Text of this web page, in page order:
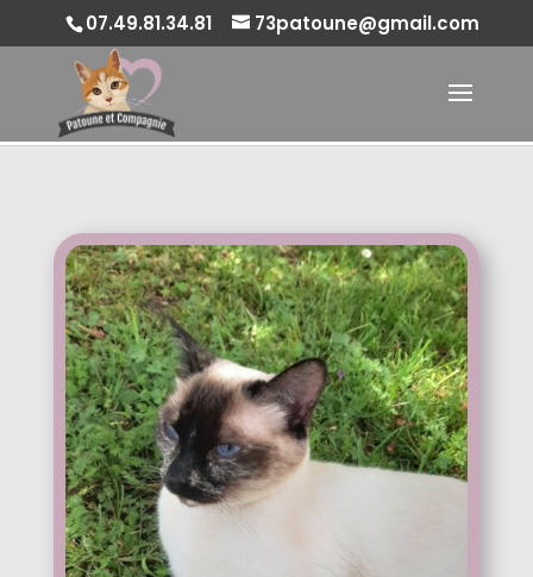
07.49.81.34.81 73patoune@gmail.com